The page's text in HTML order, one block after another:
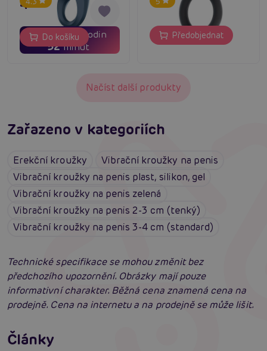
04 dní 01 hodin
51 minut
463 Kč
Do košíku Předobjednat
Načíst další produkty
Zařazeno v kategoriích
Erekční kroužky
Vibrační kroužky na penis
Vibrační kroužky na penis plast, silikon, gel
Vibrační kroužky na penis zelená
Vibrační kroužky na penis 2-3 cm (tenký)
Vibrační kroužky na penis 3-4 cm (standard)
Technické specifikace se mohou změnit bez
předchozího upozornění. Obrázky mají pouze
informativní charakter. Běžná cena znamená cena na
prodejně. Cena na internetu a na prodejně se může lišit.
Články
kroužky. Nevídaná efektivita!
Erotická inteligence: Příručka Sexiomů